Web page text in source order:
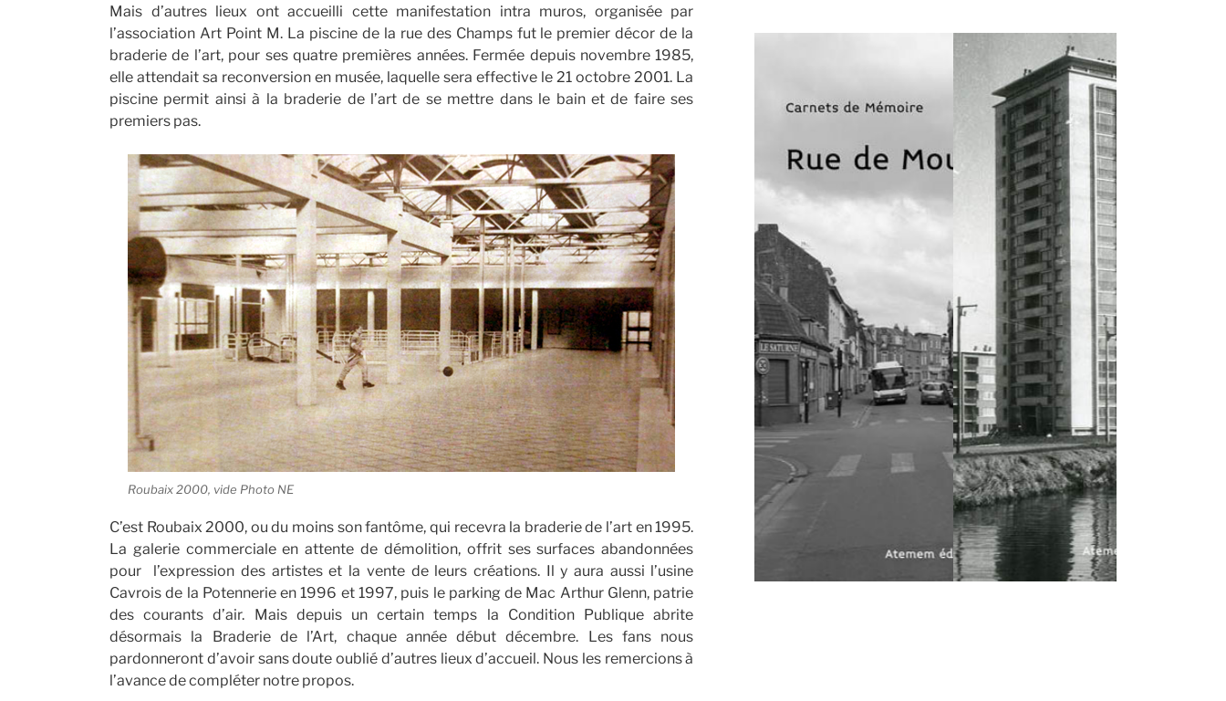
Mais d’autres lieux ont accueilli cette manifestation intra muros, organisée par
l’association Art Point M. La piscine de la rue des Champs fut le premier décor de la
braderie de l’art, pour ses quatre premières années. Fermée depuis novembre 1985,
elle attendait sa reconversion en musée, laquelle sera effective le 21 octobre 2001. La
piscine permit ainsi à la braderie de l’art de se mettre dans le bain et de faire ses
premiers pas.
Roubaix 2000, vide Photo NE
C’est Roubaix 2000, ou du moins son fantôme, qui recevra la braderie de l’art en 1995.
La galerie commerciale en attente de démolition, offrit ses surfaces abandonnées
pour l’expression des artistes et la vente de leurs créations. Il y aura aussi l’usine
Cavrois de la Potennerie en 1996 et 1997, puis le parking de Mac Arthur Glenn, patrie
des courants d’air. Mais depuis un certain temps la Condition Publique abrite
désormais la Braderie de l’Art, chaque année début décembre. Les fans nous
pardonneront d’avoir sans doute oublié d’autres lieux d’accueil. Nous les remercions à
l’avance de compléter notre propos.